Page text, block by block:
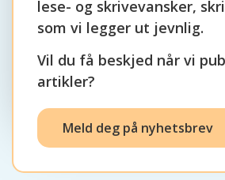
lese- og skrivevansker,
som vi legger ut jevnlig.
Vil du få beskjed når vi
artikler?
Meld deg på nyhetsbrev